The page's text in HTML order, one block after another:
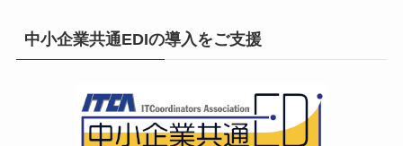
中小企業共通EDIの導入をご支援